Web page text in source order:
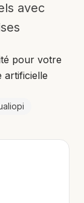
avec
pour votre
artificielle